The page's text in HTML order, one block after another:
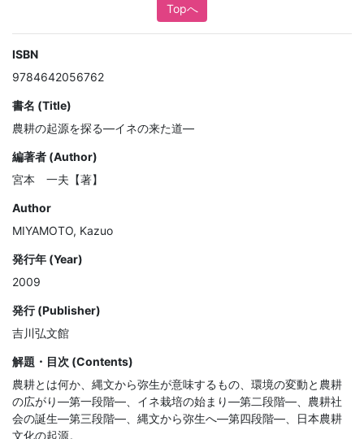
Topへ
ISBN
9784642056762
書名 (Title)
農耕の起源を探る―イネの来た道―
編著者 (Author)
宮本 一夫【著】
Author
MIYAMOTO, Kazuo
発行年 (Year)
2009
発行 (Publisher)
吉川弘文館
解題・目次 (Contents)
農耕とは何か、縄文から弥生が意味するもの、環境の変動と農耕
の広がり―第一段階―、イネ栽培の始まり―第二段階―、農耕社
会の誕生―第三段階―、縄文から弥生へ―第四段階―、日本農耕
文化の起源。